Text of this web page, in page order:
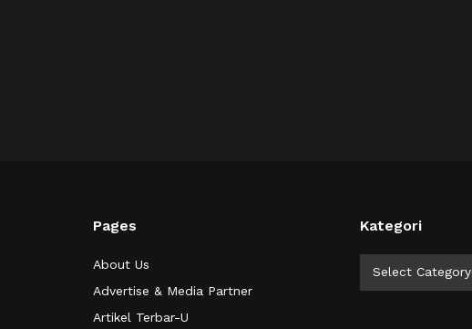
Pages
About Us
Advertise & Media Partner
Artikel Terbar-U
Kategori
Select Category